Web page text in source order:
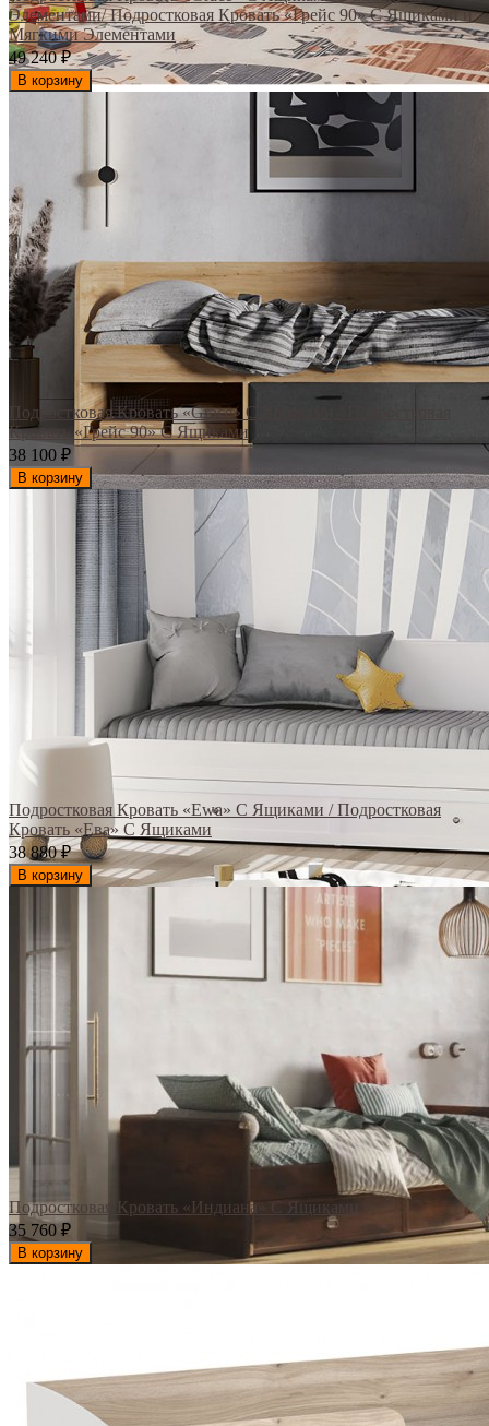
Элементами/ Подростковая Кровать «Грейс 90» С Ящиками и
Мягкими Элементами
49 240₽
В корзину
Подростковая Кровать «Grace» С Ящиками / Подростковая
Кровать «Грейс 90» С Ящиками
38 100 ₽
В корзину
Подростковая Кровать «Ewa» С Ящиками / Подростковая
Кровать «Ева» С Ящиками
38 880₽
В корзину
Подростковая Кровать «Индиана» С Ящиками
35 760 ₽
В корзину